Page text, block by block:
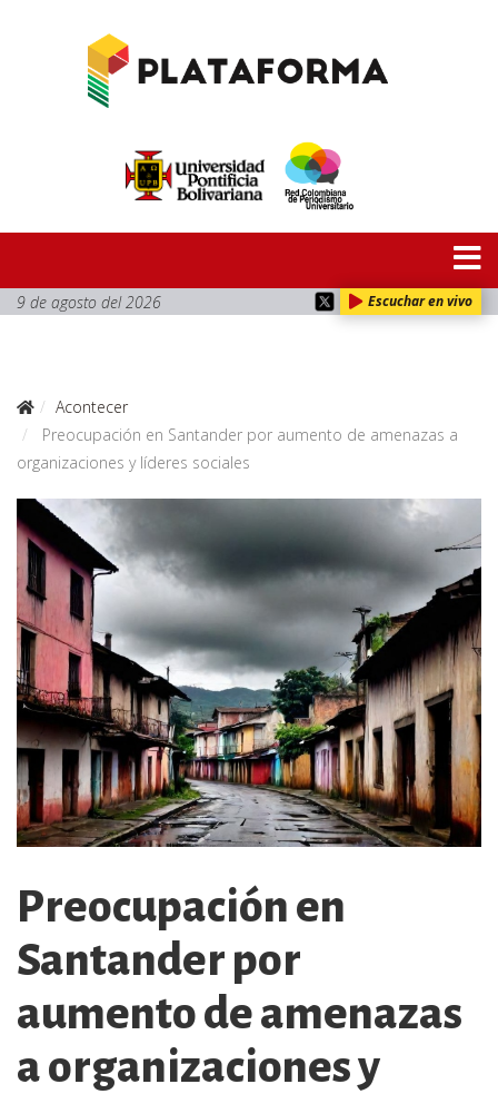
9 de agosto del 2026 Escuchar en vivo
Acontecer
Preocupación en Santander por aumento de amenazas a
organizaciones y líderes sociales
Preocupación en
Santander por
aumento de amenazas
a organizaciones y